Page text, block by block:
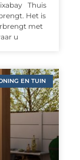
Thuis
Het is
met
u
EN TUIN